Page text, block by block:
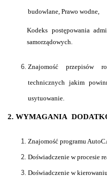
budowlane, Prawo wodne,
Kodeks postępowania
samorządowych.
Znajomość przepisów
technicznych jakim
usytuowanie.
2. WYMAGANIA
Znajomość programu
Doświadczenie w procesie
Doświadczenie w